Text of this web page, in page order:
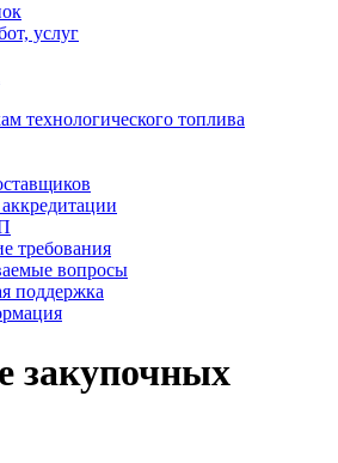
услуг
технологического топлива
требования
вопросы
поддержка
закупочных